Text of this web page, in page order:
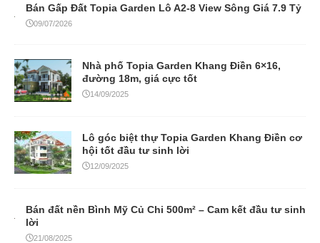
Bán Gấp Đất Topia Garden Lô A2-8 View Sông Giá 7.9 Tỷ
09/07/2026
Nhà phố Topia Garden Khang Điền 6×16,
đường 18m, giá cực tốt
14/09/2025
Lô góc biệt thự Topia Garden Khang Điền cơ
hội tốt đầu tư sinh lời
12/09/2025
Bán đất nền Bình Mỹ Củ Chi 500m² – Cam kết đầu tư sinh
lời
21/08/2025